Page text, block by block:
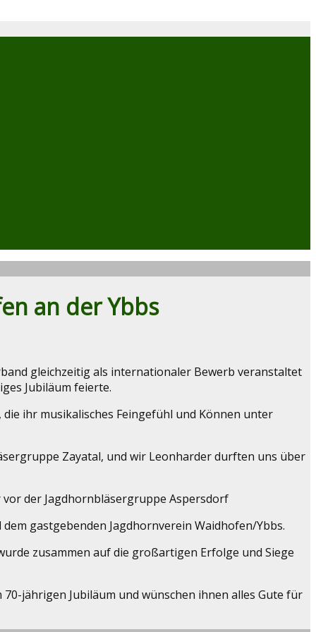
an der Ybbs
gleichzeitig als internationaler Bewerb veranstaltet
Jubiläum feierte.
ihr musikalisches Feingefühl und Können unter
Zayatal, und wir Leonharder durften uns über
der Jagdhornbläsergruppe Aspersdorf
gastgebenden Jagdhornverein Waidhofen/Ybbs.
zusammen auf die großartigen Erfolge und Siege
jährigen Jubiläum und wünschen ihnen alles Gute für